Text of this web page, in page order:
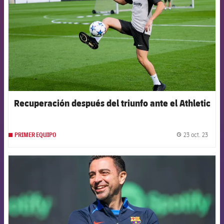
Recuperación después del triunfo ante el Athletic
PRIMER EQUIPO 23 oct. 23
FCB Barcelona badge